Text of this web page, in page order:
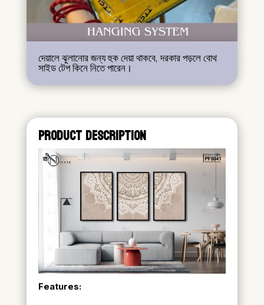
দেয়ালে ঝুলানোর জন্য হুক দেয়া থাকবে, দরকার পড়লে বোথ
সাইড টেপ কিনে নিতে পারেন।
PRODUCT DESCRIPTION
Features: